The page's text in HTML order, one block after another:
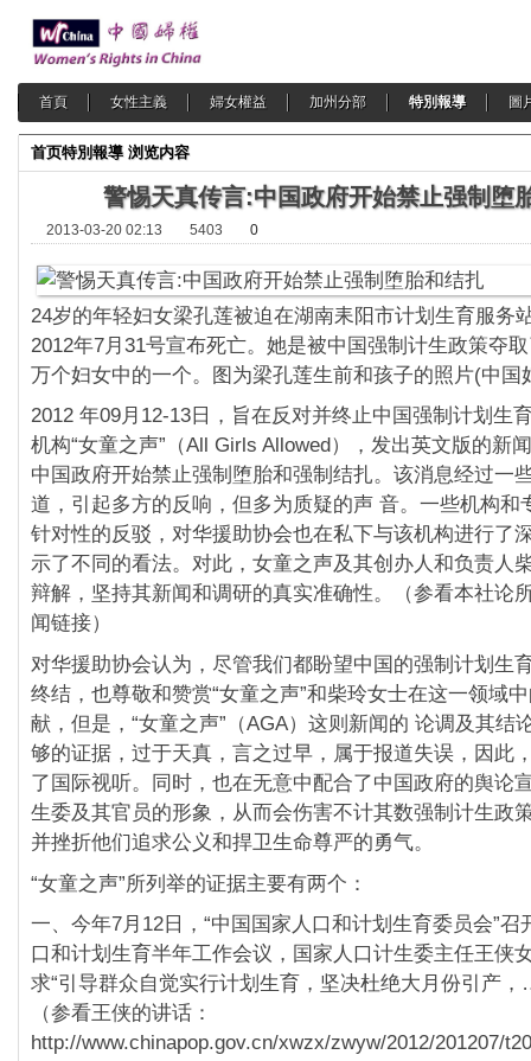
首頁 女性主義 婦女權益 加州分部 特別報導 圖
首页特別報導 浏览内容
警惕天真传言:中国政府开始禁止强制堕
2013-03-20 02:13 5403 0
24岁的年轻妇女梁孔莲被迫在湖南耒阳市计划生育服务
2012年7月31号宣布死亡。她是被中国强制计生政策夺
万个妇女中的一个。图为梁孔莲生前和孩子的照片(中国
2012 年09月12-13日，旨在反对并终止中国强制计划生
机构“女童之声”（All Girls Allowed），发出英文版的新
中国政府开始禁止强制堕胎和强制结扎。该消息经过一
道，引起多方的反响，但多为质疑的声 音。一些机构和
针对性的反驳，对华援助协会也在私下与该机构进行了
示了不同的看法。对此，女童之声及其创办人和负责人
辩解，坚持其新闻和调研的真实准确性。（参看本社论
闻链接）
对华援助协会认为，尽管我们都盼望中国的强制计划生
终结，也尊敬和赞赏“女童之声”和柴玲女士在这一领域
献，但是，“女童之声”（AGA）这则新闻的 论调及其结
够的证据，过于天真，言之过早，属于报道失误，因此
了国际视听。同时，也在无意中配合了中国政府的舆论
生委及其官员的形象，从而会伤害不计其数强制计生政
并挫折他们追求公义和捍卫生命尊严的勇气。
“女童之声”所列举的证据主要有两个：
一、今年7月12日，“中国国家人口和计划生育委员会”召
口和计划生育半年工作会议，国家人口计生委主任王侠
求“引导群众自觉实行计划生育，坚决杜绝大月份引产
（参看王侠的讲话：
http://www.chinapop.gov.cn/xwzx/zwyw/2012/201207/